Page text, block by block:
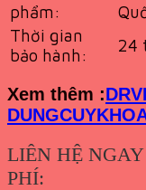
phẩm:
Thời gian
bảo hành:
24
Xem thêm :
LIÊN HỆ
PHÍ: